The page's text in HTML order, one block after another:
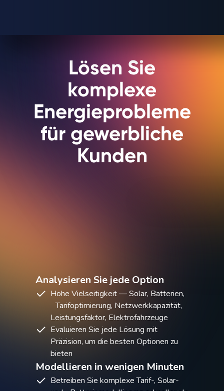
Lösen Sie
komplexe
Energieprobleme
für gewerbliche
Kunden
Analysieren Sie jede Option
Hohe Vielseitigkeit — Solar, Batterien,
Tarifoptimierung, Netzwerkkapazität,
Leistungsfaktor, Elektrofahrzeuge
Evaluieren Sie jede Lösung mit
Präzision, um die besten Optionen zu
bieten
Modellieren in wenigen Minuten
Betreiben Sie komplexe Tarif-, Solar-